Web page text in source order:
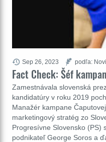
Fact Check: Šéf
Zamestnávala slovenská
kandidatúry v roku 2019
Manažér kampane
marketingový stratég zo
Progresívne Slovensko (PS)
podnikateľ George Soros a
Sep 26, 2023 podľa: